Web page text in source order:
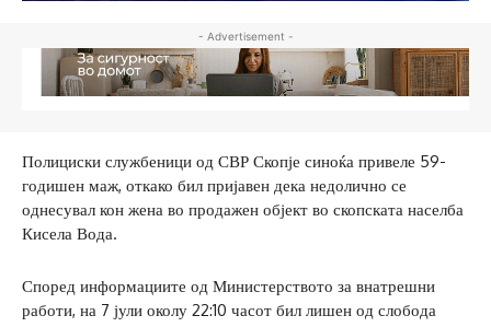
- Advertisement -
Полициски службеници од СВР Скопје синоќа привеле 59-
годишен маж, откако бил пријавен дека недолично се
однесувал кон жена во продажен објект во скопската населба
Кисела Вода.
Според информациите од Министерството за внатрешни
работи, на 7 јули околу 22:10 часот бил лишен од слобода